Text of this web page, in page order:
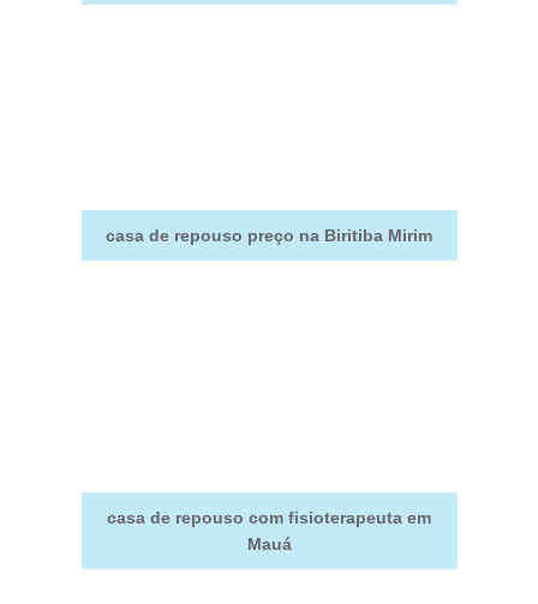
casa de repouso preço na Biritiba Mirim
casa de repouso com fisioterapeuta em
Mauá